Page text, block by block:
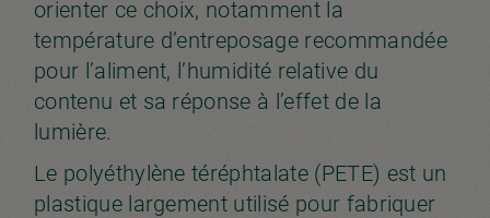
orienter ce choix, notamment la
température d’entreposage recommandée
pour l’aliment, l’humidité relative du
contenu et sa réponse à l’effet de la
lumière.
Le polyéthylène téréphtalate (PETE) est un
plastique largement utilisé pour fabriquer